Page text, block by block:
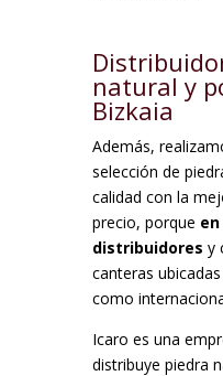
natural y
Bizkaia
Además,
selección de
calidad con la
precio, porque
distribuidores y
canteras
como
Icaro es una
distribuye piedra